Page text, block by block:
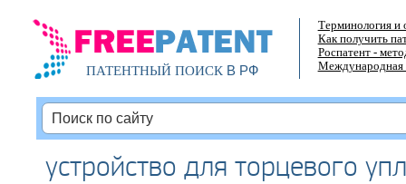
ПАТЕНТНЫЙ ПОИСКВ РФ
Терминология и
Как получить
Роспатент -
Международная
устройство для торцевого